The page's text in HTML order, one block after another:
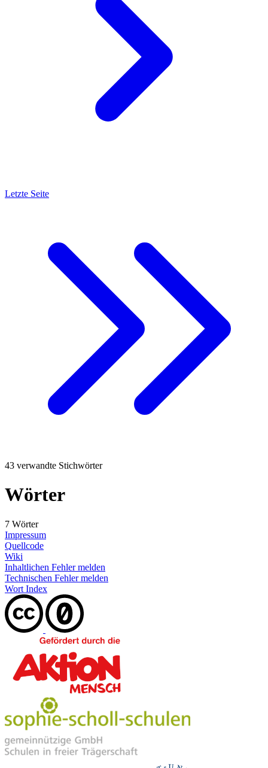
Letzte Seite
43 verwandte Stichwörter
Wörter
7 Wörter
Impressum
Quellcode
Wiki
Inhaltlichen Fehler melden
Technischen Fehler melden
Wort Index